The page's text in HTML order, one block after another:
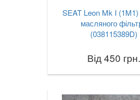
SEAT Leon Mk I
масляного
(038115389D)
Від 450 грн.